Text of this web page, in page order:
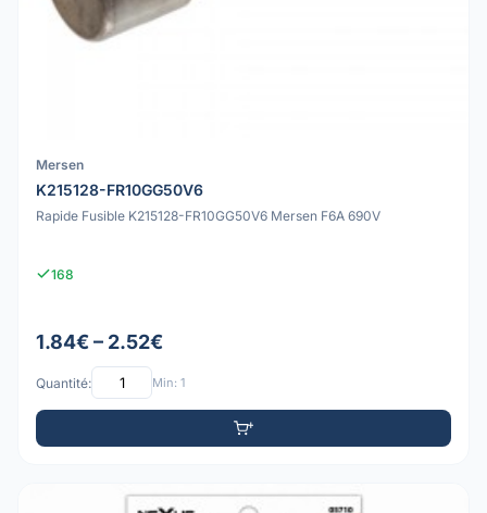
Mersen
K215128-FR10GG50V6
Rapide Fusible K215128-FR10GG50V6 Mersen F6A 690V
168
1.84€ – 2.52€
Quantité: Min: 1